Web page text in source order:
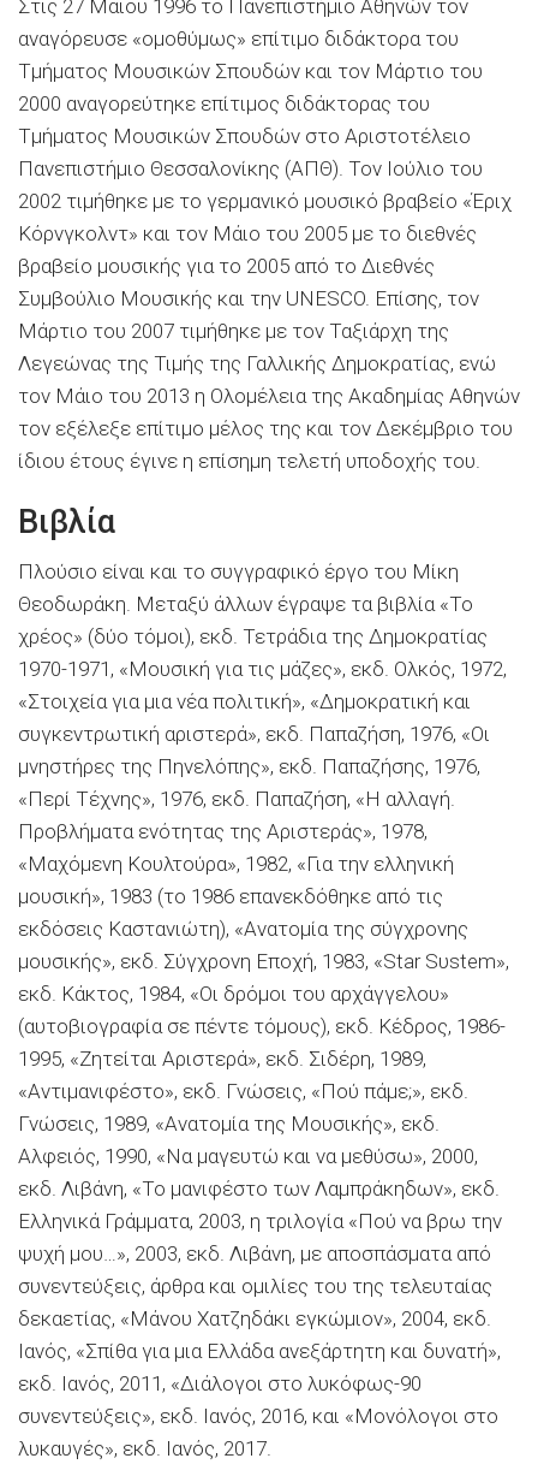
Στις 27 Μαΐου 1996 το Πανεπιστήμιο Αθηνών τον
αναγόρευσε «ομοθύμως» επίτιμο διδάκτορα του
Τμήματος Μουσικών Σπουδών και τον Μάρτιο του
2000 αναγορεύτηκε επίτιμος διδάκτορας του
Τμήματος Μουσικών Σπουδών στο Αριστοτέλειο
Πανεπιστήμιο Θεσσαλονίκης (ΑΠΘ). Τον Ιούλιο του
2002 τιμήθηκε με το γερμανικό μουσικό βραβείο «Έριχ
Κόρνγκολντ» και τον Μάιο του 2005 με το διεθνές
βραβείο μουσικής για το 2005 από το Διεθνές
Συμβούλιο Μουσικής και την UNESCO. Επίσης, τον
Μάρτιο του 2007 τιμήθηκε με τον Ταξιάρχη της
Λεγεώνας της Τιμής της Γαλλικής Δημοκρατίας, ενώ
τον Μάιο του 2013 η Ολομέλεια της Ακαδημίας Αθηνών
τον εξέλεξε επίτιμο μέλος της και τον Δεκέμβριο του
ίδιου έτους έγινε η επίσημη τελετή υποδοχής του.
Βιβλία
Πλούσιο είναι και το συγγραφικό έργο του Μίκη
Θεοδωράκη. Μεταξύ άλλων έγραψε τα βιβλία «Το
χρέος» (δύο τόμοι), εκδ. Τετράδια της Δημοκρατίας
1970-1971, «Μουσική για τις μάζες», εκδ. Ολκός, 1972,
«Στοιχεία για μια νέα πολιτική», «Δημοκρατική και
συγκεντρωτική αριστερά», εκδ. Παπαζήση, 1976, «Οι
μνηστήρες της Πηνελόπης», εκδ. Παπαζήσης, 1976,
«Περί Τέχνης», 1976, εκδ. Παπαζήση, «Η αλλαγή.
Προβλήματα ενότητας της Αριστεράς», 1978,
«Μαχόμενη Κουλτούρα», 1982, «Για την ελληνική
μουσική», 1983 (το 1986 επανεκδόθηκε από τις
εκδόσεις Καστανιώτη), «Ανατομία της σύγχρονης
μουσικής», εκδ. Σύγχρονη Εποχή, 1983, «Star Sυstem»,
εκδ. Κάκτος, 1984, «Οι δρόμοι του αρχάγγελου»
(αυτοβιογραφία σε πέντε τόμους), εκδ. Κέδρος, 1986-
1995, «Ζητείται Αριστερά», εκδ. Σιδέρη, 1989,
«Αντιμανιφέστο», εκδ. Γνώσεις, «Πού πάμε;», εκδ.
Γνώσεις, 1989, «Ανατομία της Μουσικής», εκδ.
Αλφειός, 1990, «Να μαγευτώ και να μεθύσω», 2000,
εκδ. Λιβάνη, «Το μανιφέστο των Λαμπράκηδων», εκδ.
Ελληνικά Γράμματα, 2003, η τριλογία «Πού να βρω την
ψυχή μου…», 2003, εκδ. Λιβάνη, με αποσπάσματα από
συνεντεύξεις, άρθρα και ομιλίες του της τελευταίας
δεκαετίας, «Μάνου Χατζηδάκι εγκώμιον», 2004, εκδ.
Ιανός, «Σπίθα για μια Ελλάδα ανεξάρτητη και δυνατή»,
εκδ. Ιανός, 2011, «Διάλογοι στο λυκόφως-90
συνεντεύξεις», εκδ. Ιανός, 2016, και «Μονόλογοι στο
λυκαυγές», εκδ. Ιανός, 2017.